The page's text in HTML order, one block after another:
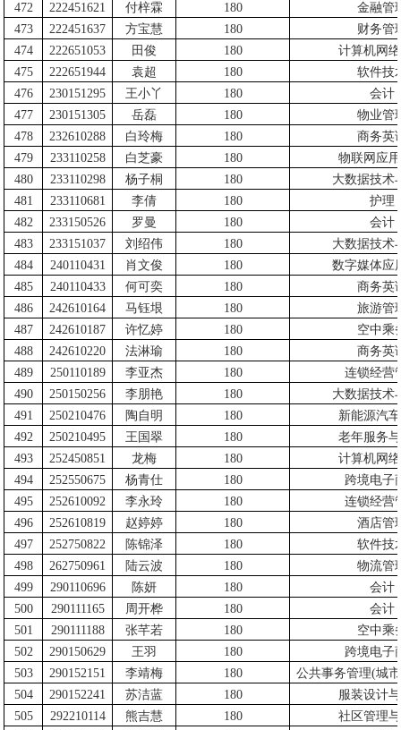
472
222451621 付梓霖 180
金融管
473
222451637 方宝慧 180
财务管
474
222651053 田俊 180
计算机网
475
222651944 袁超 180
软件技
476
230151295 王小丫 180
会计
477
230151305 岳磊 180
物业管
478
232610288 白玲梅 180
商务英
479
233110258 白芝豪 180
物联网应
480
233110298 杨子桐 180
大数据技术
481
233110681 李倩 180
护理
482
233150526 罗曼 180
会计
483
233151037 刘绍伟 180
大数据技术
484
240110431 肖文俊 180
数字媒体应
485
240110433 何可奕 180
商务英
486
242610164 马钰垠 180
旅游管
487
242610187 许忆婷 180
空中乘
488
242610220 法淋瑜 180
商务英
489
250110189 李亚杰 180
连锁经营
490
250150256 李朋艳 180
大数据技术
491
250210476 陶自明 180
新能源汽
492
250210495 王国翠 180
老年服务
493
252450851 龙梅 180
计算机网
494
252550675 杨青仕 180
跨境电子
495
252610092 李永玲 180
连锁经营
496
252610819 赵婷婷 180
酒店管
497
252750822 陈锦泽 180
软件技
498
262750961 陆云波 180
物流管
499
290110696 陈妍 180
会计
500
290111165 周开桦 180
会计
501
290111188 张芊若 180
空中乘
502
290150629 王羽 180
跨境电子
503
290152151 李靖梅 180 公共事务管理(城
504
290152241 苏洁蓝 180
服装设计
505
292210114 熊吉慧 180
社区管理